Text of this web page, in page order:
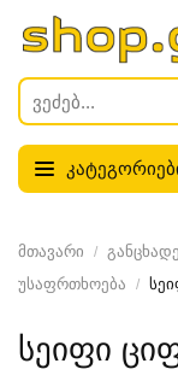
მთავარი
უსაფრთხოება
სეიფი